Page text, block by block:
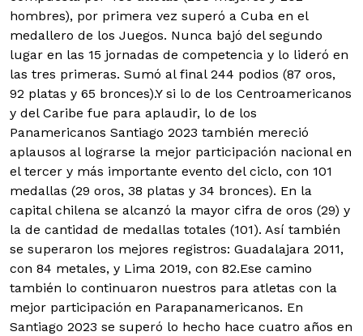
hombres), por primera vez superó a Cuba en el
medallero de los Juegos. Nunca bajó del segundo
lugar en las 15 jornadas de competencia y lo lideró en
las tres primeras. Sumó al final 244 podios (87 oros,
92 platas y 65 bronces).Y si lo de los Centroamericanos
y del Caribe fue para aplaudir, lo de los
Panamericanos Santiago 2023 también mereció
aplausos al lograrse la mejor participación nacional en
el tercer y más importante evento del ciclo, con 101
medallas (29 oros, 38 platas y 34 bronces). En la
capital chilena se alcanzó la mayor cifra de oros (29) y
la de cantidad de medallas totales (101). Así también
se superaron los mejores registros: Guadalajara 2011,
con 84 metales, y Lima 2019, con 82.Ese camino
también lo continuaron nuestros para atletas con la
mejor participación en Parapanamericanos. En
Santiago 2023 se superó lo hecho hace cuatro años en